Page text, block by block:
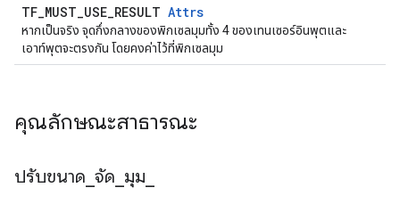
TF_MUST_USE_RESULT Attrs
หากเป็นจริง จุดกึ่งกลางของพิกเซลมุมทั้ง 4 ของเทนเซอร์อินพุตและ
เอาท์พุตจะตรงกัน โดยคงค่าไว้ที่พิกเซลมุม
คุณลักษณะสาธารณะ
ปรับขนาด จัด มุม